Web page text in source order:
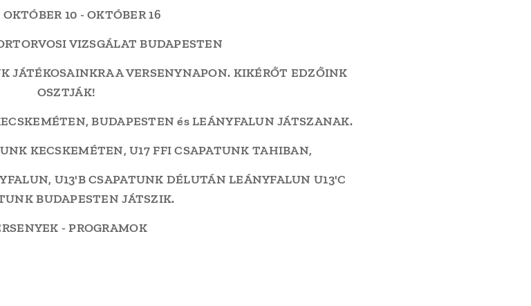
10 - OKTÓBER 16
VIZSGÁLAT BUDAPESTEN
A VERSENYNAPON. KIKÉRŐT EDZŐINK
OSZTJÁK!
BUDAPESTEN és LEÁNYFALUN JÁTSZANAK.
KECSKEMÉTEN, U17 FFI CSAPATUNK TAHIBAN,
U13'B CSAPATUNK DÉLUTÁN LEÁNYFALUN U13'C
BUDAPESTEN JÁTSZIK.
- PROGRAMOK